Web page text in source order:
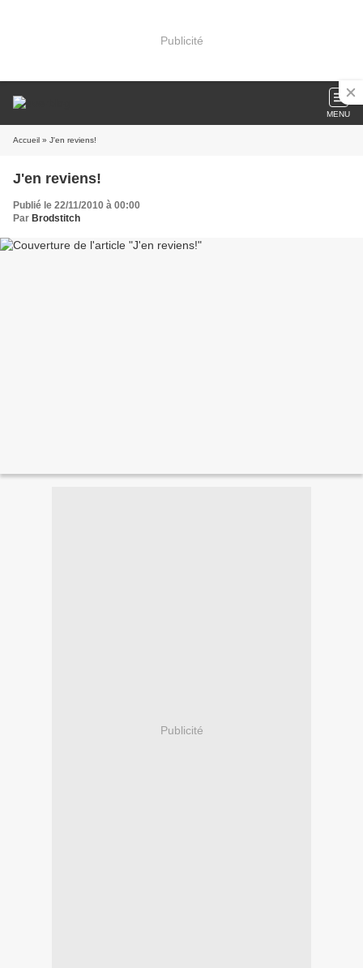
Publicité
MENU
Accueil » J'en reviens!
J'en reviens!
Publié le 22/11/2010 à 00:00
Par Brodstitch
Publicité